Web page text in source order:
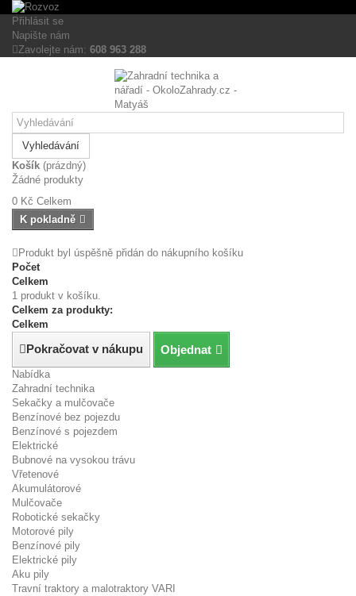
Tento eshop používá k poskytování služeb,
personalizaci reklam a analýze návštěvnosti soubory
cookie.
Více informací
Přijmout všechny
Nezbytně nutné cookies
Analytické cookies
Přihlásit se
Napište nám
Zavolejte nám: 608 963 288
Vyhledávání
Košík (prázdný)
Žádné produkty
0 Kč Celkem
K pokladně
Produkt byl úspěšně přidán do nákupního košíku
Počet
Celkem
1 produkt v košíku.
Celkem za produkty:
Celkem
Pokračovat v nákupu Objednat
Nabídka
Zahradní technika
Sekačky a mulčovače
Benzínové bez pojezdu
Benzínové s pojezdem
Elektrické
Bubnové na vysokou trávu
Vřetenové
Akumulátorové
Mulčovače
Robotické sekačky
Motorové pily
Benzínové pily
Elektrické pily
Aku pily
Travní traktory a malotraktory VARI